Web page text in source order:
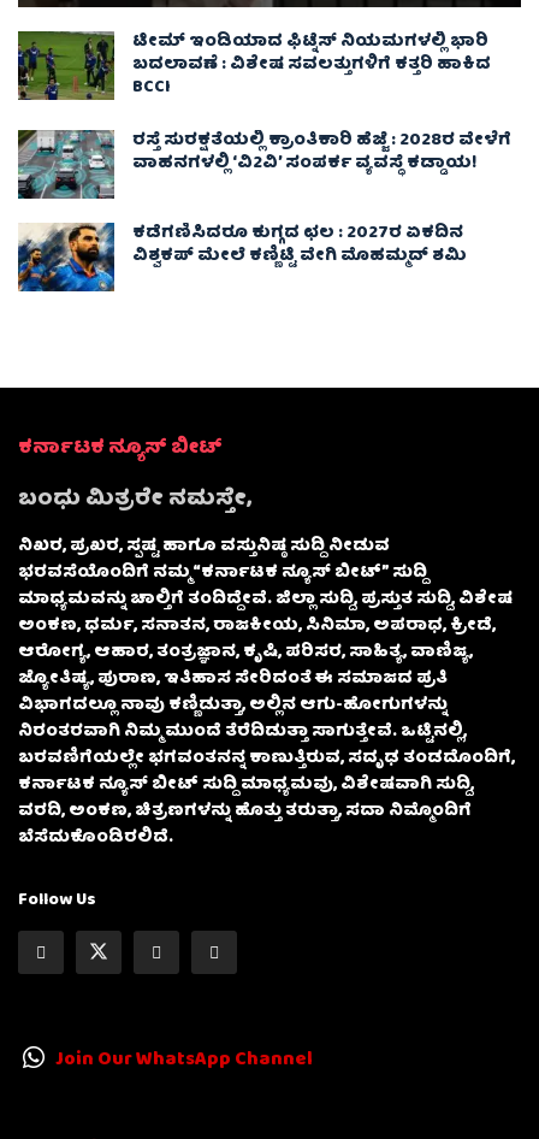
ಟೀಮ್ ಇಂಡಿಯಾದ ಫಿಟ್ನೆಸ್ ನಿಯಮಗಳಲ್ಲಿ ಭಾರಿ
ಬದಲಾವಣೆ : ವಿಶೇಷ ಸವಲತ್ತುಗಳಿಗೆ ಕತ್ತರಿ ಹಾಕಿದ
BCCI
ರಸ್ತೆ ಸುರಕ್ಷತೆಯಲ್ಲಿ ಕ್ರಾಂತಿಕಾರಿ ಹೆಜ್ಜೆ : 2028ರ ವೇಳೆಗೆ
ವಾಹನಗಳಲ್ಲಿ ‘ವಿ2ವಿ’ ಸಂಪರ್ಕ ವ್ಯವಸ್ಥೆ ಕಡ್ಡಾಯ!
ಕಡೆಗಣಿಸಿದರೂ ಕುಗ್ಗದ ಛಲ : 2027ರ ಏಕದಿನ
ವಿಶ್ವಕಪ್‌ ಮೇಲೆ ಕಣ್ಣಿಟ್ಟಿ ವೇಗಿ ಮೊಹಮ್ಮದ್ ಶಮಿ
ಕರ್ನಾಟಕ ನ್ಯೂಸ್ ಬೀಟ್
ಬಂಧು ಮಿತ್ರರೇ ನಮಸ್ತೇ,
ನಿಖರ, ಪ್ರಖರ, ಸ್ಪಷ್ಟ ಹಾಗೂ ವಸ್ತುನಿಷ್ಠ ಸುದ್ದಿ ನೀಡುವ
ಭರವಸೆಯೊಂದಿಗೆ ನಮ್ಮ “ಕರ್ನಾಟಕ ನ್ಯೂಸ್ ಬೀಟ್” ಸುದ್ದಿ
ಮಾಧ್ಯಮವನ್ನು ಚಾಲ್ತಿಗೆ ತಂದಿದ್ದೇವೆ. ಜಿಲ್ಲಾ ಸುದ್ದಿ, ಪ್ರಸ್ತುತ ಸುದ್ದಿ, ವಿಶೇಷ
ಅಂಕಣ, ಧರ್ಮ, ಸನಾತನ, ರಾಜಕೀಯ, ಸಿನಿಮಾ, ಅಪರಾಧ, ಕ್ರೀಡೆ,
ಆರೋಗ್ಯ, ಆಹಾರ, ತಂತ್ರಜ್ಞಾನ, ಕೃಷಿ, ಪರಿಸರ, ಸಾಹಿತ್ಯ, ವಾಣಿಜ್ಯ,
ಜ್ಯೋತಿಷ್ಯ, ಪುರಾಣ, ಇತಿಹಾಸ ಸೇರಿದಂತೆ ಈ ಸಮಾಜದ ಪ್ರತಿ
ವಿಭಾಗದಲ್ಲೂ ನಾವು ಕಣ್ಣಿಡುತ್ತಾ, ಅಲ್ಲಿನ ಆಗು-ಹೋಗುಗಳನ್ನು
ನಿರಂತರವಾಗಿ ನಿಮ್ಮ ಮುಂದೆ ತೆರೆದಿಡುತ್ತಾ ಸಾಗುತ್ತೇವೆ. ಒಟ್ಟಿನಲ್ಲಿ,
ಬರವಣಿಗೆಯಲ್ಲೇ ಭಗವಂತನನ್ನ ಕಾಣುತ್ತಿರುವ, ಸದೃಢ ತಂಡದೊಂದಿಗೆ,
ಕರ್ನಾಟಕ ನ್ಯೂಸ್ ಬೀಟ್ ಸುದ್ದಿ ಮಾಧ್ಯಮವು, ವಿಶೇಷವಾಗಿ ಸುದ್ದಿ,
ವರದಿ, ಅಂಕಣ, ಚಿತ್ರಣಗಳನ್ನು ಹೊತ್ತು ತರುತ್ತಾ, ಸದಾ ನಿಮ್ಮೊಂದಿಗೆ
ಬೆಸೆದುಕೊಂಡಿರಲಿದೆ.
Follow Us
Join Our WhatsApp Channel